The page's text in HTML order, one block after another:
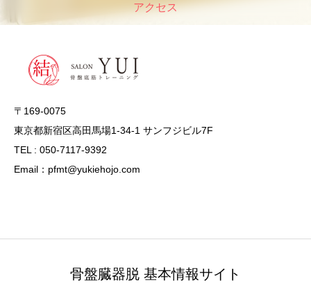
アクセス
〒169-0075
東京都新宿区高田馬場1-34-1 サンフジビル7F
TEL : 050-7117-9392
Email：pfmt@yukiehojo.com
骨盤臓器脱 基本情報サイト